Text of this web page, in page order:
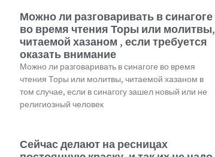
Можно ли разговаривать в синагоге
во время чтения Торы или молитвы,
читаемой хазаном , если требуется
оказать внимание
Можно ли разговаривать в синагоге во время
чтения Торы или молитвы, читаемой хазаном в
том случае, если в синагогу зашел новый или не
религиозный человек
Сейчас делают на ресницах